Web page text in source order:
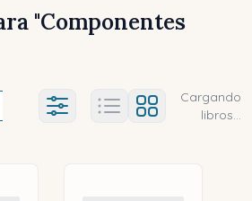
"Componentes
Título (a-z) Título (z-a)
Ajustes abierto
Cargando
libros...